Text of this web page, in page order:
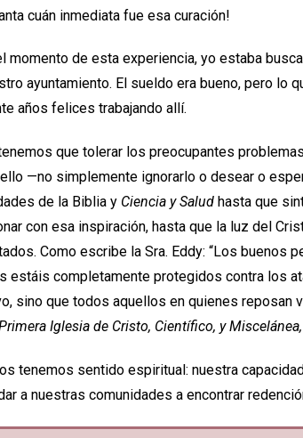
cuán inmediata fue esa curación!
momento de esta experiencia, yo estaba
ayuntamiento. El sueldo era bueno, pero lo
años felices trabajando allí.
que tolerar los preocupantes
—no simplemente ignorarlo o desear o
de la Biblia y Ciencia y Salud hasta que
con esa inspiración, hasta que la luz del
Como escribe la Sra. Eddy: “Los buenos
estáis completamente protegidos contra los
sino que todos aquellos en quienes
Iglesia de Cristo, Científico, y Miscelánea,
tenemos sentido espiritual: nuestra
a nuestras comunidades a encontrar